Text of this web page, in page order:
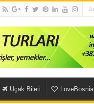
Uçak Bileti LoveBosnia